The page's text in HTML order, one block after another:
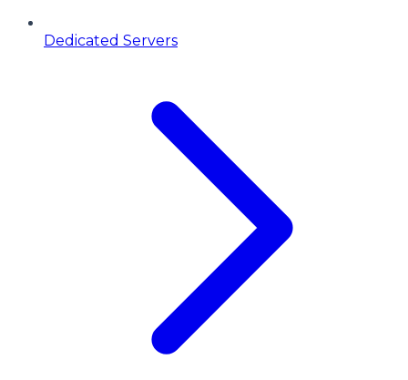
Dedicated Servers